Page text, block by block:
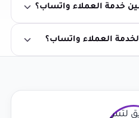
خدمة العملاء واتساب؟